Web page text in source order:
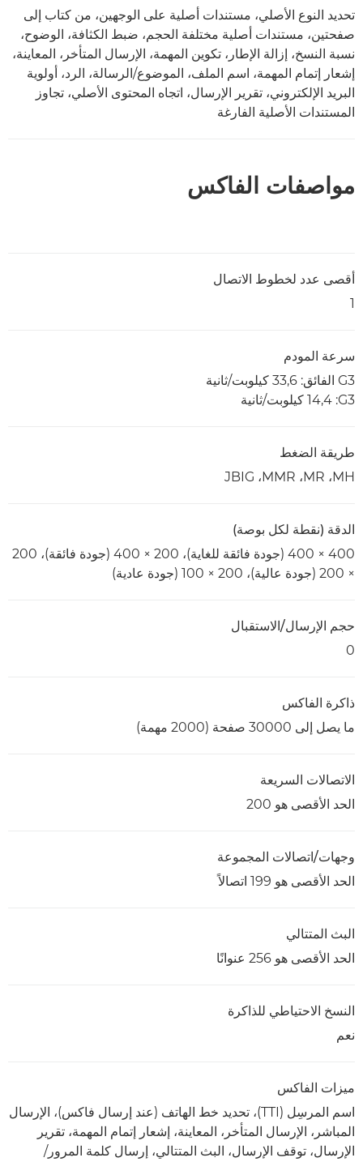
تحديد النوع الأصلي، مستندات أصلية على الوجهين، من كتاب إلى
صفحتين، مستندات أصلية مختلفة الحجم، ضبط الكثافة، الوضوح،
نسبة النسخ، إزالة الإطار، تكوين المهمة، الإرسال المتأخر، المعاينة،
إشعار إتمام المهمة، اسم الملف، الموضوع/الرسالة، الرد، أولوية
البريد الإلكتروني، تقرير الإرسال، اتجاه المحتوى الأصلي، تجاوز
المستندات الأصلية الفارغة
مواصفات الفاكس
أقصى عدد لخطوط الاتصال
1
سرعة المودم
G3 الفائق: 33,6 كيلوبت/ثانية
G3‏: 14,4 كيلوبت/ثانية
طريقة الضغط
MH‏، MR‏، MMR‏، JBIG
الدقة (نقطة لكل بوصة)
400 × 400 (جودة فائقة للغاية)، 200 × 400 (جودة فائقة)، 200
× 200 (جودة عالية)، 200 × 100 (جودة عادية)
حجم الإرسال/الاستقبال
0
ذاكرة الفاكس
ما يصل إلى 30000 صفحة (2000 مهمة)
الاتصالات السريعة
الحد الأقصى هو 200
وجهات/اتصالات المجموعة
الحد الأقصى هو 199 اتصالاً
البث المتتالي
الحد الأقصى هو 256 عنوانًا
النسخ الاحتياطي للذاكرة
نعم
ميزات الفاكس
اسم المرسِل (TTI)، تحديد خط الهاتف (عند إرسال فاكس)، الإرسال
المباشر، الإرسال المتأخر، المعاينة، إشعار إتمام المهمة، تقرير
الإرسال، توقف الإرسال، البث المتتالي، إرسال كلمة المرور/